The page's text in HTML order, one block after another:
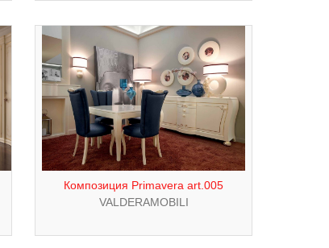
Композиция Primavera art.005
VALDERAMOBILI